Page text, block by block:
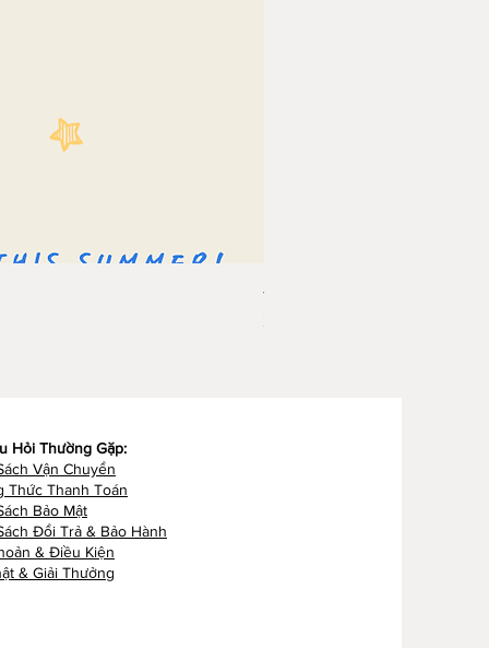
<<Paint Your Summer>>
3.970.000 ₫
Hỏi Thường Gặp:
Vận Chuyển
Thức Thanh Toán
Bảo Mật
Đổi Trả & Bảo Hành
& Điều Kiện
& Giải Thưởng